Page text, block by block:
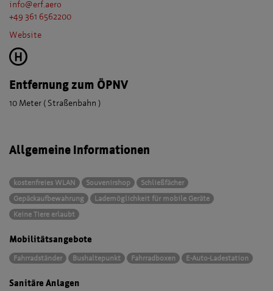
info@erf.aero
+49 361 6562200
Website
Entfernung zum ÖPNV
10 Meter ( Straßenbahn )
Allgemeine Informationen
kostenfreies WLAN Souvenirshop
Schließfächer
Gepäckaufbewahrung
Lademöglichkeit für mobile Geräte
Keine Tiere erlaubt
Mobilitätsangebote
Fahrradständer Bushaltepunkt Fahrradboxen E-Auto-Ladestation
Sanitäre Anlagen